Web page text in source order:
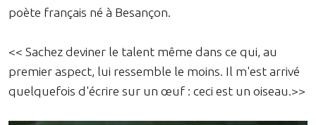
poète français né à Besançon.
<< Sachez deviner le talent même dans ce qui, au
premier aspect, lui ressemble le moins. Il m'est arrivé
quelquefois d'écrire sur un œuf : ceci est un oiseau.>>